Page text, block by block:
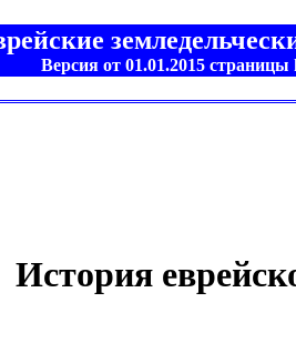
Версия от 01.01.2015
История